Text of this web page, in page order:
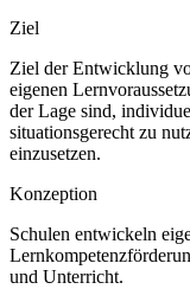
Ziel
Ziel der Entwicklung
eigenen
der Lage sind,
situationsgerecht zu
einzusetzen.
Konzeption
Schulen entwickeln
und Unterricht.